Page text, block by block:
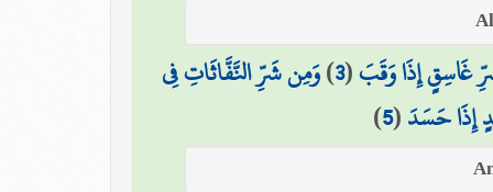
غَاسِقٍ إِذَا وَقَبَ(
3
)وَمِن شَرِّ النَّفَّاثَاتِ فِي
إِذَا حَسَدَ(
5
)